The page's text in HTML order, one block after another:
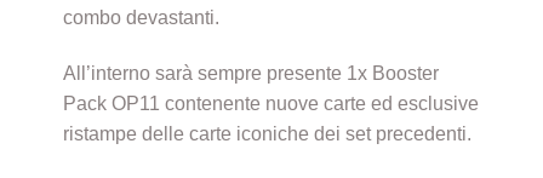
combo devastanti.
All’interno sarà sempre presente 1x Booster
Pack OP11 contenente nuove carte ed esclusive
ristampe delle carte iconiche dei set precedenti.